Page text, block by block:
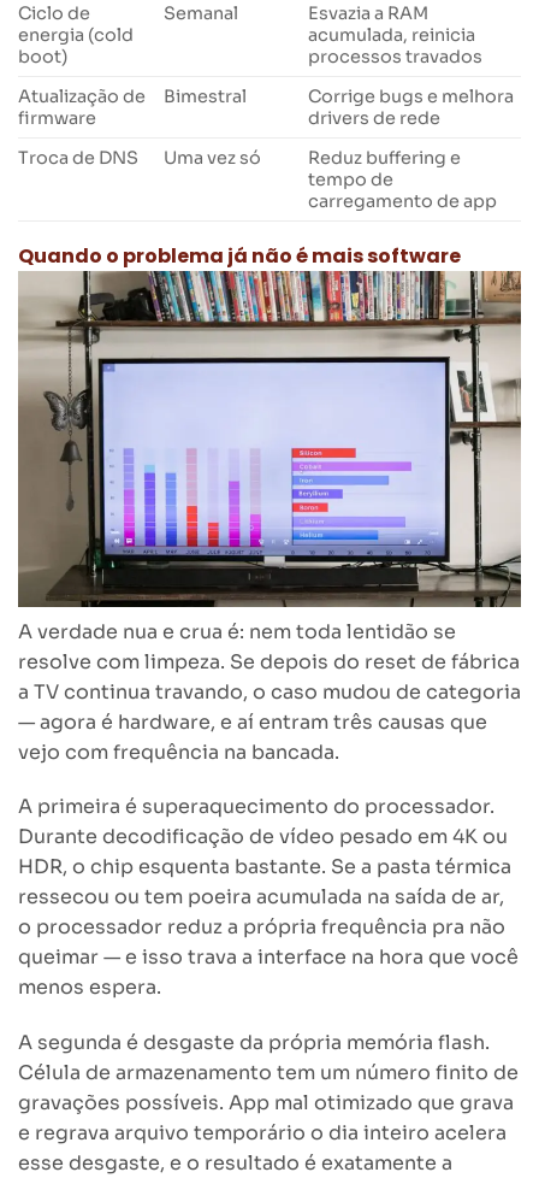
Ciclo de
energia (cold
boot)
Semanal
Esvazia a RAM
acumulada, reinicia
processos travados
Atualização de
firmware
Bimestral
Corrige bugs e melhora
drivers de rede
Troca de DNS
Uma vez só
Reduz buffering e
tempo de
carregamento de app
Quando o problema já não é mais software
A verdade nua e crua é: nem toda lentidão se
resolve com limpeza. Se depois do reset de fábrica
a TV continua travando, o caso mudou de categoria
— agora é hardware, e aí entram três causas que
vejo com frequência na bancada.
A primeira é superaquecimento do processador.
Durante decodificação de vídeo pesado em 4K ou
HDR, o chip esquenta bastante. Se a pasta térmica
ressecou ou tem poeira acumulada na saída de ar,
o processador reduz a própria frequência pra não
queimar — e isso trava a interface na hora que você
menos espera.
A segunda é desgaste da própria memória flash.
Célula de armazenamento tem um número finito de
gravações possíveis. App mal otimizado que grava
e regrava arquivo temporário o dia inteiro acelera
esse desgaste, e o resultado é exatamente a